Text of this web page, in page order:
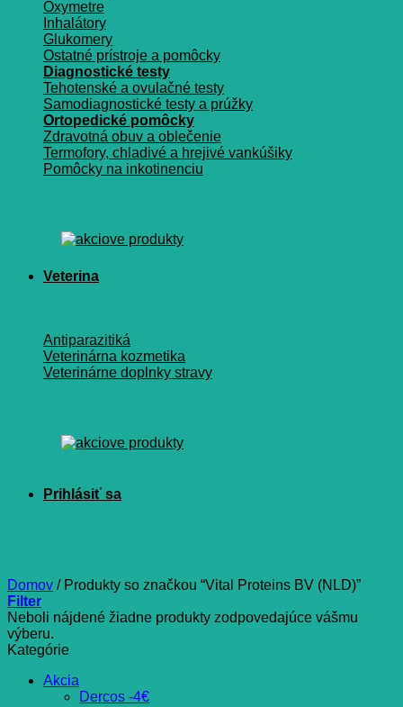
Oxymetre
Inhalátory
Glukomery
Ostatné prístroje a pomôcky
Diagnostické testy
Tehotenské a ovulačné testy
Samodiagnostické testy a prúžky
Ortopedické pomôcky
Zdravotná obuv a oblečenie
Termofory, chladivé a hrejivé vankúšiky
Pomôcky na inkotinenciu
Veterina
Antiparazitiká
Veterinárna kozmetika
Veterinárne doplnky stravy
Domov /Produkty so značkou “Vital Proteins BV (NLD)”
Filter
Neboli nájdené žiadne produkty zodpovedajúce vášmu
výberu.
Kategórie
Akcia
Dercos -4€